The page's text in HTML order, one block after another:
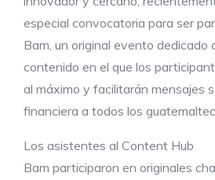
especial convocatoria para ser
Bam, un original evento dedicado
contenido en el que los
al máximo y facilitarán mensajes
financiera a todos los
Los asistentes al Content Hub
Bam participaron en originales